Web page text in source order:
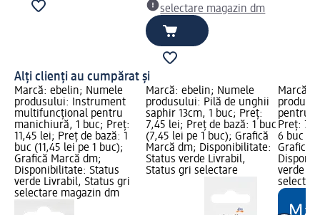
selectare magazin dm
Alți clienți au cumpărat și
Marcă: ebelin; Numele
produsului: Instrument
multifuncțional pentru
manichiură, 1 buc; Preț:
11,45 lei; Preț de bază: 1
buc (11,45 lei pe 1 buc);
Grafică Marcă dm;
Disponibilitate: Status
verde Livrabil, Status gri
selectare magazin dm
Marcă: ebelin; Numele
produsului: Pilă de unghii
saphir 13cm, 1 buc; Preț:
7,45 lei; Preț de bază: 1 buc
(7,45 lei pe 1 buc); Grafică
Marcă dm; Disponibilitate:
Status verde Livrabil,
Status gri selectare
Marcă:
pentru
Preț:
6 buc
Grafică
verde